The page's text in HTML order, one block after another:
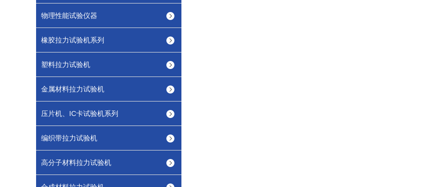
物理性能试验仪器
橡胶拉力试验机系列
塑料拉力试验机
金属材料拉力试验机
压片机、IC卡试验机系列
编织带拉力试验机
高分子材料拉力试验机